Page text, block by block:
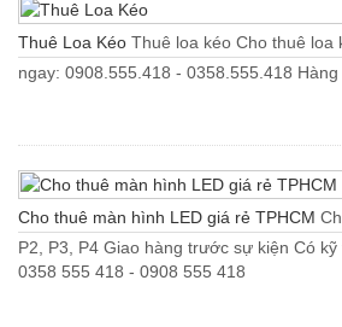
Thuê Loa Kéo Thuê loa kéo Cho thuê loa
ngay: 0908.555.418 - 0358.555.418
Cho thuê màn hình LED giá rẻ TPHCM
P2, P3, P4 Giao hàng trước sự kiện Có
0358 555 418 - 0908 555 418